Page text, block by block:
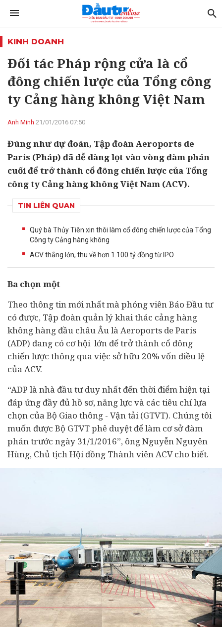
KINH DOANH
Đối tác Pháp rộng cửa là cổ
đông chiến lược của Tổng công
ty Cảng hàng không Việt Nam
Anh Minh 21/01/2016 07:50
Đúng như dự đoán, Tập đoàn Aeroports de
Paris (Pháp) đã dễ dàng lọt vào vòng đàm phán
cuối để trở thành cổ đông chiến lược của Tổng
công ty Cảng hàng không Việt Nam (ACV).
TIN LIÊN QUAN
Quý bà Thủy Tiên xin thôi làm cổ đông chiến lược của Tổng
Công ty Cảng hàng không
ACV thắng lớn, thu về hơn 1.100 tỷ đồng từ IPO
Ba chọn một
Theo thông tin mới nhất mà phóng viên Báo Đầu tư
có được, Tập đoàn quản lý khai thác cảng hàng
không hàng đầu châu Âu là Aeroports de Paris
(ADP) đang có cơ hội lớn để trở thành cổ đông
chiến lược thông qua việc sở hữu 20% vốn điều lệ
của ACV.
“ADP là nhà đầu tưduy nhất đến thời điểm hiện tại
đáp ứng đầy đủ hồ sơ, năng lực và các tiêu chí lựa
chọn của Bộ Giao thông - Vận tải (GTVT). Chúng tôi
muốn được Bộ GTVT phê duyệt để làm cơ sở đàm
phán trước ngày 31/1/2016”, ông Nguyễn Nguyên
Hùng, Chủ tịch Hội đồng Thành viên ACV cho biết.